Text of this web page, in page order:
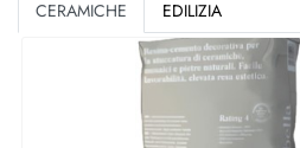
CERAMICHE
EDILIZIA